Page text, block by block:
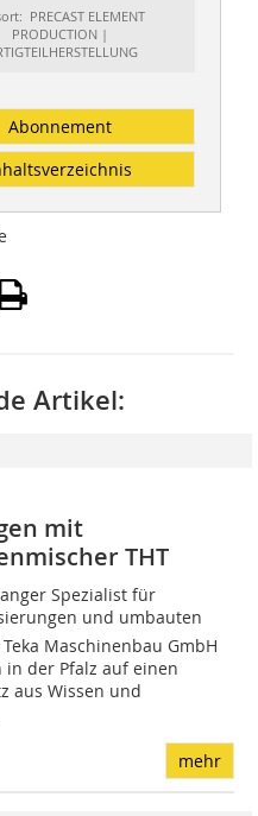
PRECAST ELEMENT
PRODUCTION |
Abonnement
Artikel:
mit
THT
Spezialist für
und umbauten
Maschinenbau GmbH
in der Pfalz auf einen
aus Wissen und
mehr